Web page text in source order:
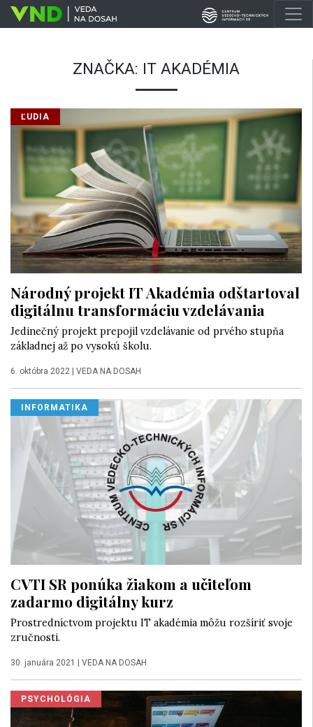
ZNAČKA: IT AKADÉMIA
ĽUDIA
Národný projekt IT Akadémia odštartoval
digitálnu transformáciu vzdelávania
Jedinečný projekt prepojil vzdelávanie od prvého stupňa
základnej až po vysokú školu.
6. októbra 2022 VEDA NA DOSAH
INFORMATIKA
CVTI SR ponúka žiakom a učiteľom
zadarmo digitálny kurz
Prostredníctvom projektu IT akadémia môžu rozšíriť svoje
zručnosti.
30. januára 2021 | VEDA NA DOSAH
PSYCHOLÓGIA